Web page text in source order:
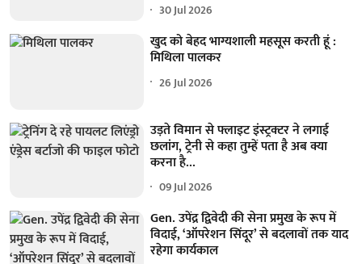
30 Jul 2026
खुद को बेहद भाग्यशाली महसूस करती हूं :
मिथिला पालकर
26 Jul 2026
उड़ते विमान से फ्लाइट इंस्ट्रक्टर ने लगाई
छलांग, ट्रेनी से कहा तुम्हें पता है अब क्या
करना है...
09 Jul 2026
Gen. उपेंद्र द्विवेदी की सेना प्रमुख के रूप में
विदाई, ‘ऑपरेशन सिंदूर’ से बदलावों तक याद
रहेगा कार्यकाल